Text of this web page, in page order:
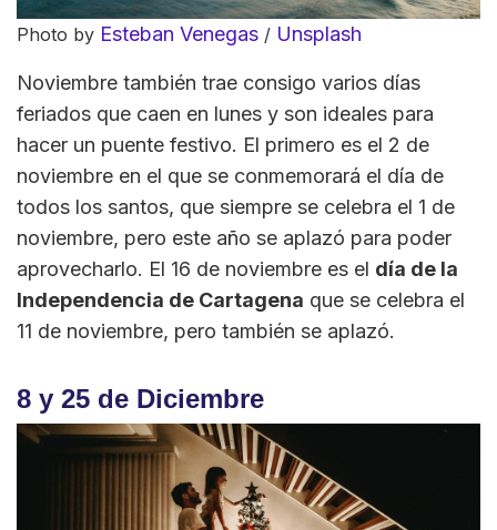
Photo by Esteban Venegas / Unsplash
Noviembre también trae consigo varios días
feriados que caen en lunes y son ideales para
hacer un puente festivo. El primero es el 2 de
noviembre en el que se conmemorará el día de
todos los santos, que siempre se celebra el 1 de
noviembre, pero este año se aplazó para poder
aprovecharlo. El 16 de noviembre es el día de la
Independencia de Cartagena que se celebra el
11 de noviembre, pero también se aplazó.
8 y 25 de Diciembre